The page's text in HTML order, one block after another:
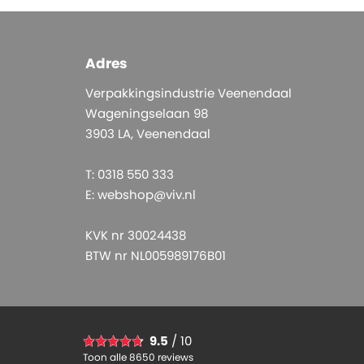
Adres
Verpakkingsindustrie Veenendaal
Wageningselaan 98
3903 LA, Veenendaal
T: 0318 550 333
E:webshop@viv.nl
KVK nr 30024438
BTW nr NL005989176B01
9.5 / 10
Toon alle 8650 reviews